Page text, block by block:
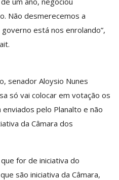
Não desmerecemos a
está nos enrolando”,
senador Aloysio Nunes
só vai colocar em votação os
pelo Planalto e não
da Câmara dos
for de iniciativa do
são iniciativa da Câmara,